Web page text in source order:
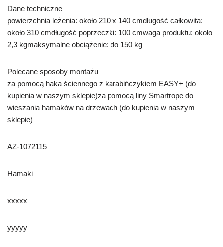
Dane techniczne
powierzchnia leżenia: około 210 x 140 cmdługość całkowita:
około 310 cmdługość poprzeczki: 100 cmwaga produktu: około
2,3 kgmaksymalne obciążenie: do 150 kg
Polecane sposoby montażu
za pomocą haka ściennego z karabińczykiem EASY+ (do
kupienia w naszym sklepie)za pomocą liny Smartrope do
wieszania hamaków na drzewach (do kupienia w naszym
sklepie)
AZ-1072115
Hamaki
xxxxx
yyyyy